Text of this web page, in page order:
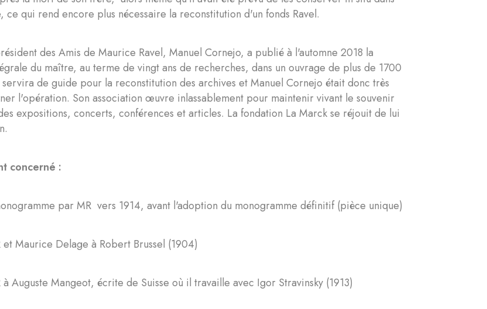
ce qui rend encore plus nécessaire la reconstitution d'un fonds Ravel.
des Amis de Maurice Ravel, Manuel Cornejo, a publié à l'automne 2018 la
du maître, au terme de vingt ans de recherches, dans un ouvrage de plus de 1700
de guide pour la reconstitution des archives et Manuel Cornejo était donc très
l'opération. Son association œuvre inlassablement pour maintenir vivant le souvenir
expositions, concerts, conférences et articles. La fondation La Marck se réjouit de lui
concerné :
par MR vers 1914, avant l'adoption du monogramme définitif (pièce unique)
et Maurice Delage à Robert Brussel (1904)
à Auguste Mangeot, écrite de Suisse où il travaille avec Igor Stravinsky (1913)